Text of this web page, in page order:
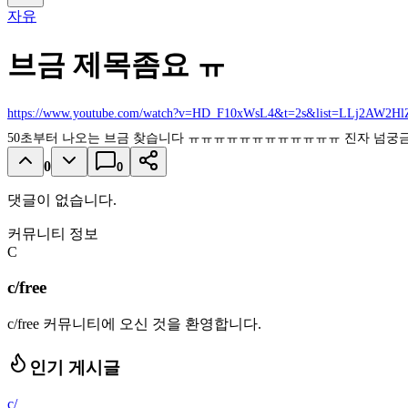
자유
브금 제목좀요 ㅠ
https://www.youtube.com/
50초부터 나오는 브금 찾습니다 ㅠㅠㅠㅠㅠㅠㅠㅠㅠㅠㅠㅠ 진자 넘궁
0 0
댓글이 없습니다.
커뮤니티 정보
C
c/free
c/free 커뮤니티에 오신 것을 환영합니다.
인기 게시글
c/